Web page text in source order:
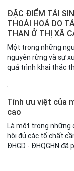
ĐẶC ĐIỂM TÁI
THOÁI HOÁ DO
THAN Ở THỊ XÃ
Một trong những
nguyên rừng và sự
quá trình khai thác
Tính ưu việt của
cao
Là một trong những
hội đủ các tố chất
ĐHGD - ĐHQGHN đã